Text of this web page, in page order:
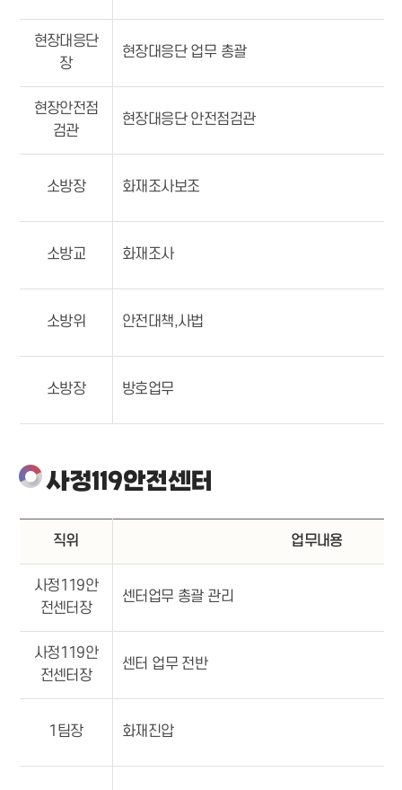
현장대응단
장
현장대응단 업무 총괄
현장안전점
검관
현장대응단 안전점검관
소방장 화재조사보조
소방교 화재조사
소방위 안전대책,사법
소방장 방호업무
사정119안전센터
직위 업무내용
사정119안
전센터장
센터업무 총괄 관리
사정119안
전센터장
센터 업무 전반
1팀장 화재진압